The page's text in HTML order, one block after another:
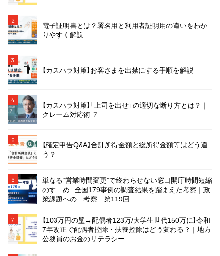
2
電子証明書とは？署名用と利用者証明用の違いをわか
りやすく解説
3
【カスハラ対策】お客さまを出禁にする手順を解説
4
【カスハラ対策】「上司を出せ」の適切な断り方とは？｜
クレーム対応術 ７
5
【確定申告Q&A】合計所得金額と総所得金額等はどう違
う？
6
単なる“営業時間変更”で終わらせない窓口開庁時間短縮
のすゝめ─全国179事例の調査結果を踏まえた考察｜政
策課題への一考察 第119回
7
【103万円の壁→配偶者123万/大学生世代150万に】令和
7年改正で配偶者控除・扶養控除はどう変わる？｜地方
公務員のお金のリテラシー